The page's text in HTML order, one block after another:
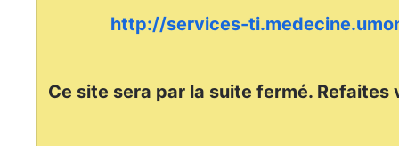
http://services-
Ce site sera par la suite fermé. Refaites